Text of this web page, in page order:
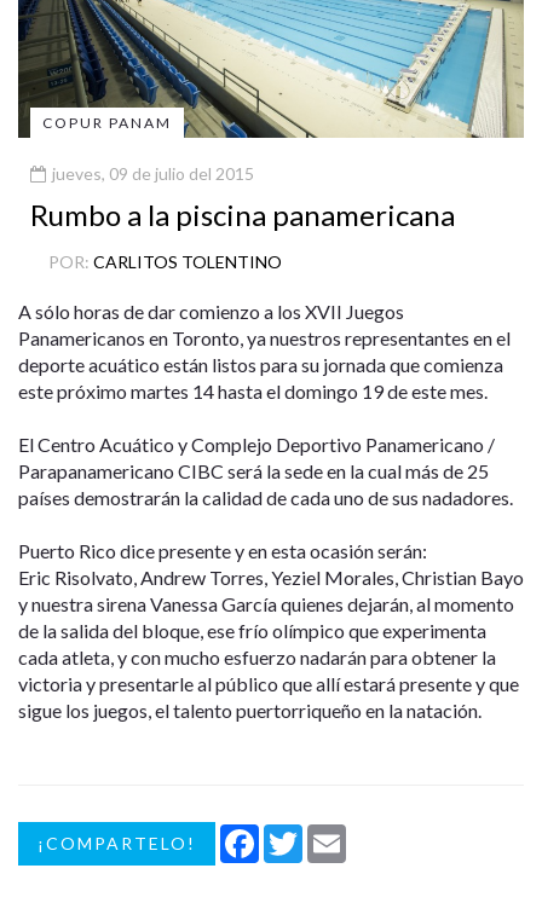
COPUR PANAM
jueves, 09 de julio del 2015
Rumbo a la piscina panamericana
POR: CARLITOS TOLENTINO
A sólo horas de dar comienzo a los XVII Juegos
Panamericanos en Toronto, ya nuestros representantes en el
deporte acuático están listos para su jornada que comienza
este próximo martes 14 hasta el domingo 19 de este mes.
El Centro Acuático y Complejo Deportivo Panamericano /
Parapanamericano CIBC será la sede en la cual más de 25
países demostrarán la calidad de cada uno de sus nadadores.
Puerto Rico dice presente y en esta ocasión serán:
Eric Risolvato, Andrew Torres, Yeziel Morales, Christian Bayo
y nuestra sirena Vanessa García quienes dejarán, al momento
de la salida del bloque, ese frío olímpico que experimenta
cada atleta, y con mucho esfuerzo nadarán para obtener la
victoria y presentarle al público que allí estará presente y que
sigue los juegos, el talento puertorriqueño en la natación.
¡COMPARTELO! Facebook
Twitter